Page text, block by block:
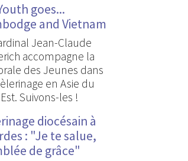
goes...
and Vietnam
Jean-Claude
accompagne la
des Jeunes dans
en Asie du
Suivons-les !
diocésain à
: "Je te salue,
de grâce"